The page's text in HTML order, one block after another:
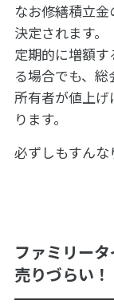
なお修繕積立
決定されます。
定期的に増額
る場合でも、総
所有者が値上
ります。
必ずしもすんな
ファミリー
売りづらい！